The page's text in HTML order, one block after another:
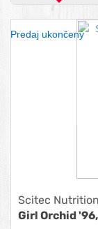
Predaj ukončený
Scitec Nutrition
Girl Orchid